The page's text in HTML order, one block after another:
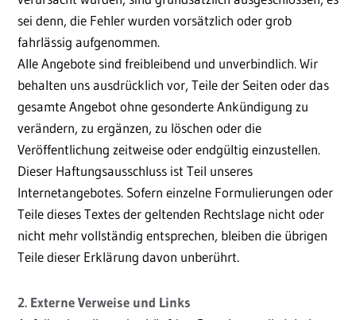
sei denn, die Fehler wurden vorsätzlich oder grob
fahrlässig aufgenommen.
Alle Angebote sind freibleibend und unverbindlich. Wir
behalten uns ausdrücklich vor, Teile der Seiten oder das
gesamte Angebot ohne gesonderte Ankündigung zu
verändern, zu ergänzen, zu löschen oder die
Veröffentlichung zeitweise oder endgültig einzustellen.
Dieser Haftungsausschluss ist Teil unseres
Internetangebotes. Sofern einzelne Formulierungen oder
Teile dieses Textes der geltenden Rechtslage nicht oder
nicht mehr vollständig entsprechen, bleiben die übrigen
Teile dieser Erklärung davon unberührt.
2. Externe Verweise und Links